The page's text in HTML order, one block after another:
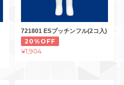
721801 ESプッチンフル(2コ入)
20%OFF
¥1,904